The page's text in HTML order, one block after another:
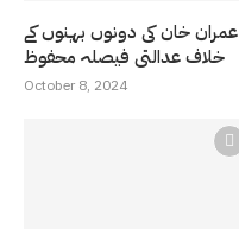
عمران خان کی دونوں بہنوں کے
خلاف عدالتی فیصلہ محفوظ
October 8, 2024